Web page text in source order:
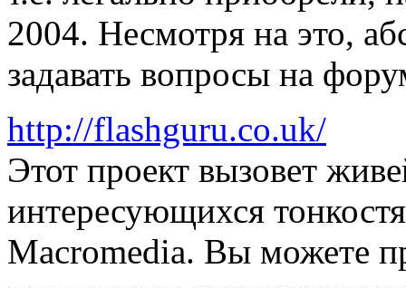
2004. Несмотря на это,
задавать вопросы на
http://flashguru.co.uk/
Этот проект вызовет
интересующихся
Macromedia. Вы можете